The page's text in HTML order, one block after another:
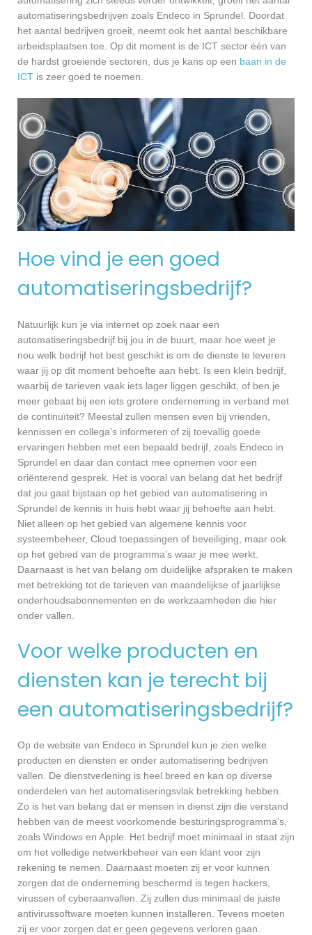
automatiseringsbedrijven zoals Endeco in Sprundel. Doordat
het aantal bedrijven groeit, neemt ook het aantal beschikbare
arbeidsplaatsen toe. Op dit moment is de ICT sector één van
de hardst groeiende sectoren, dus je kans op een baan in de
ICT is zeer goed te noemen.
Hoe vind je een goed
automatiseringsbedrijf?
Natuurlijk kun je via internet op zoek naar een
automatiseringsbedrijf bij jou in de buurt, maar hoe weet je
nou welk bedrijf het best geschikt is om de dienste te leveren
waar jij op dit moment behoefte aan hebt. Is een klein bedrijf,
waarbij de tarieven vaak iets lager liggen geschikt, of ben je
meer gebaat bij een iets grotere onderneming in verband met
de continuïteit? Meestal zullen mensen even bij vrienden,
kennissen en collega’s informeren of zij toevallig goede
ervaringen hebben met een bepaald bedrijf, zoals Endeco in
Sprundel en daar dan contact mee opnemen voor een
oriënterend gesprek. Het is vooral van belang dat het bedrijf
dat jou gaat bijstaan op het gebied van automatisering in
Sprundel de kennis in huis hebt waar jij behoefte aan hebt.
Niet alleen op het gebied van algemene kennis voor
systeembeheer, Cloud toepassingen of beveiliging, maar ook
op het gebied van de programma’s waar je mee werkt.
Daarnaast is het van belang om duidelijke afspraken te maken
met betrekking tot de tarieven van maandelijkse of jaarlijkse
onderhoudsabonnementen en de werkzaamheden die hier
onder vallen.
Voor welke producten en
diensten kan je terecht bij
een automatiseringsbedrijf?
Op de website van Endeco in Sprundel kun je zien welke
producten en diensten er onder automatisering bedrijven
vallen. De dienstverlening is heel breed en kan op diverse
onderdelen van het automatiseringsvlak betrekking hebben.
Zo is het van belang dat er mensen in dienst zijn die verstand
hebben van de meest voorkomende besturingsprogramma’s,
zoals Windows en Apple. Het bedrijf moet minimaal in staat zijn
om het volledige netwerkbeheer van een klant voor zijn
rekening te nemen. Daarnaast moeten zij er voor kunnen
zorgen dat de onderneming beschermd is tegen hackers,
virussen of cyberaanvallen. Zij zullen dus minimaal de juiste
antivirussoftware moeten kunnen installeren. Tevens moeten
zij er voor zorgen dat er geen gegevens verloren gaan.